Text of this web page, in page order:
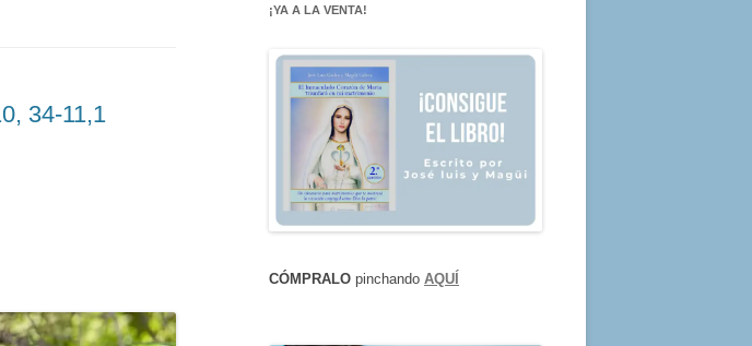
34-11,1
¡YA A LA VENTA!
CÓMPRALO pinchando AQUÍ